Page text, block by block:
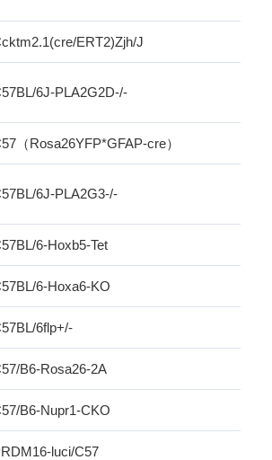
cre/ERT2)Zjh/J
6J-PLA2G2D-/-
（Rosa26YFP*GFAP-cre）
6J-PLA2G3-/-
6-Hoxb5-Tet
6-Hoxa6-KO
6flp+/-
B6-Rosa26-2A
B6-Nupr1-CKO
luci/C57